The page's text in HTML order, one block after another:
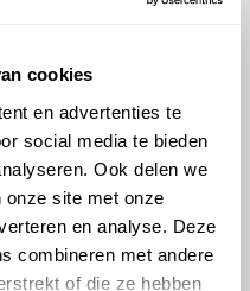
cookies
en advertenties te
social media te bieden
Ook delen we
onze site met onze
en analyse. Deze
combineren met andere
of die ze hebben
ververst
van de Mazda 2